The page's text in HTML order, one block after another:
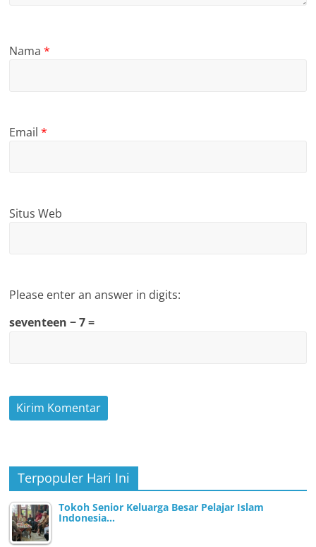
Nama*
Email*
Situs Web
Please enter an answer in digits:
seventeen − 7 =
Terpopuler Hari Ini
Tokoh Senior Keluarga Besar Pelajar Islam
Indonesia…